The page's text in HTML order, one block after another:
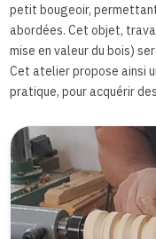
petit bougeoir,
abordées. Cet objet,
mise en valeur du bois)
Cet atelier propose ainsi
pratique, pour acquérir